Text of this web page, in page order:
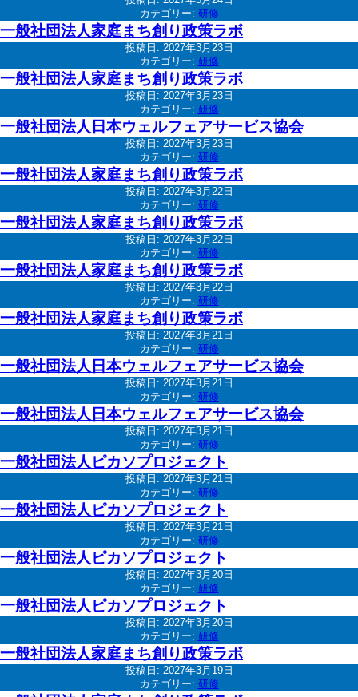
カテゴリー: 研修
一般社団法人家庭まち創り政策ラボ
投稿日: 2027年3月23日
カテゴリー: 研修
一般社団法人家庭まち創り政策ラボ
投稿日: 2027年3月23日
カテゴリー: 研修
一般社団法人日本ウェルフェアサービス協会
投稿日: 2027年3月23日
カテゴリー: 研修
一般社団法人家庭まち創り政策ラボ
投稿日: 2027年3月22日
カテゴリー: 研修
一般社団法人家庭まち創り政策ラボ
投稿日: 2027年3月22日
カテゴリー: 研修
一般社団法人家庭まち創り政策ラボ
投稿日: 2027年3月22日
カテゴリー: 研修
一般社団法人家庭まち創り政策ラボ
投稿日: 2027年3月21日
カテゴリー: 研修
一般社団法人日本ウェルフェアサービス協会
投稿日: 2027年3月21日
カテゴリー: 研修
一般社団法人日本ウェルフェアサービス協会
投稿日: 2027年3月21日
カテゴリー: 研修
一般社団法人ピカソプロジェクト
投稿日: 2027年3月21日
カテゴリー: 研修
一般社団法人ピカソプロジェクト
投稿日: 2027年3月21日
カテゴリー: 研修
一般社団法人ピカソプロジェクト
投稿日: 2027年3月20日
カテゴリー: 研修
一般社団法人ピカソプロジェクト
投稿日: 2027年3月20日
カテゴリー: 研修
一般社団法人家庭まち創り政策ラボ
投稿日: 2027年3月19日
カテゴリー: 研修